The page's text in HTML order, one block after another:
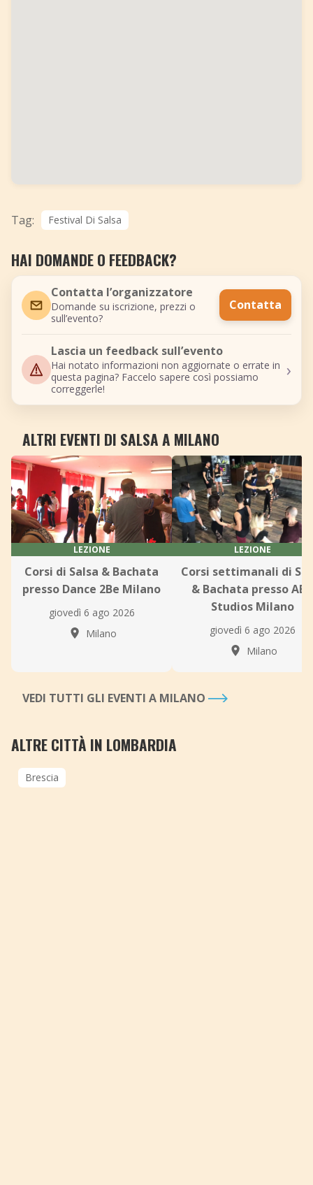
Tag: Festival Di Salsa
HAI DOMANDE O FEEDBACK?
Contatta l’organizzatore
Domande su iscrizione, prezzi o
sull’evento?
Contatta
Lascia un feedback sull’evento
Hai notato informazioni non aggiornate o errate in
questa pagina? Faccelo sapere così possiamo
correggerle!
›
ALTRI EVENTI DI SALSA A MILANO
LEZIONE
Corsi di Salsa & Bachata
presso Dance 2Be Milano
giovedì 6 ago 2026
Milano
LEZIONE
Corsi settimanali di
& Bachata presso ABC
Studios Milano
giovedì 6 ago 2026
Milano
VEDI TUTTI GLI EVENTI A MILANO
ALTRE CITTÀ IN LOMBARDIA
Brescia